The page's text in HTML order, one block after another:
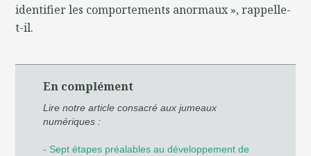
identifier les comportements anormaux », rappelle-
t-il.
En complément
Lire notre article consacré aux jumeaux
numériques :
- Sept étapes préalables au développement de